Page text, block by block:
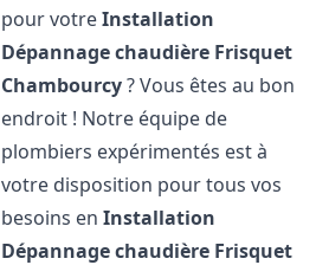
pour votreInstallation
Dépannage chaudière Frisquet
Chambourcy? Vous êtes au bon
endroit ! Notre équipe de
plombiers expérimentés est à
votre disposition pour tous vos
besoins enInstallation
Dépannage chaudière Frisquet